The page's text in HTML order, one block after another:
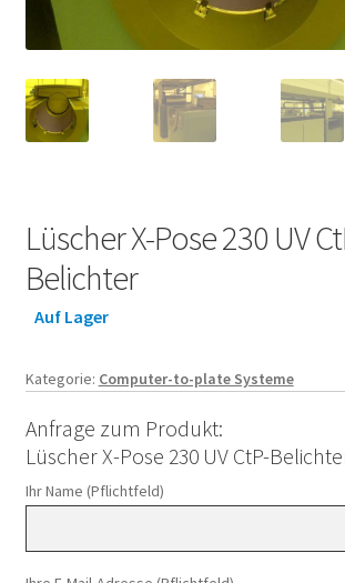
Lüscher X-Pose 230 UV
Belichter
Auf Lager
Kategorie: Computer-to-plate Systeme
Anfrage zum Produkt:
Lüscher X-Pose 230 UV CtP-
Ihr Name (Pflichtfeld)